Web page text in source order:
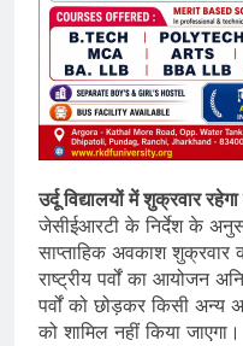
उर्दू विद्यालयों में शुक्रवार
जेसीईआरटी के निर्देश के
साप्ताहिक अवकाश शुक्रवार
राष्ट्रीय पर्वों का आयोजन
पर्वों को छोड़कर किसी अन्य
को शामिल नहीं किया जाएगा।